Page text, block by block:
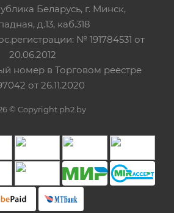
Беларусь, г. Минск,
д.13, каб.318
№ 191784531 от
20.06.2012
номер в Торговом реестре
от 26.11.2020
© Copyright ph2.by